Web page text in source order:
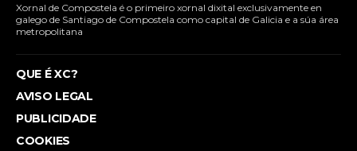
Xornal de Compostela é o primeiro xornal dixital exclusivamente en
galego de Santiago de Compostela como capital de Galicia e a súa área
metropolitana
QUE É XC?
AVISO LEGAL
PUBLICIDADE
COOKIES